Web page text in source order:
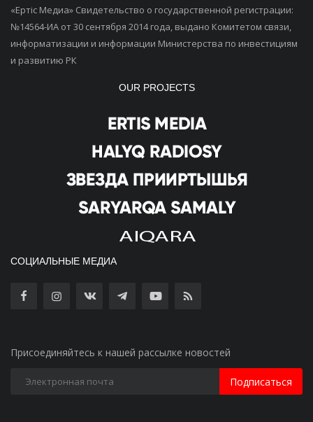
«Ертiс Медиа» Свидетельство о государственной регистрации:
№14564-ИА от 30 сентября 2014 года, выдано Комитетом связи,
информатизации и информации Министерства по инвестициям
и развитию РК
OUR PROJECTS
СОЦИАЛЬНЫЕ МЕДИА
Присоединяйтесь к нашей рассылке новостей
Подписаться